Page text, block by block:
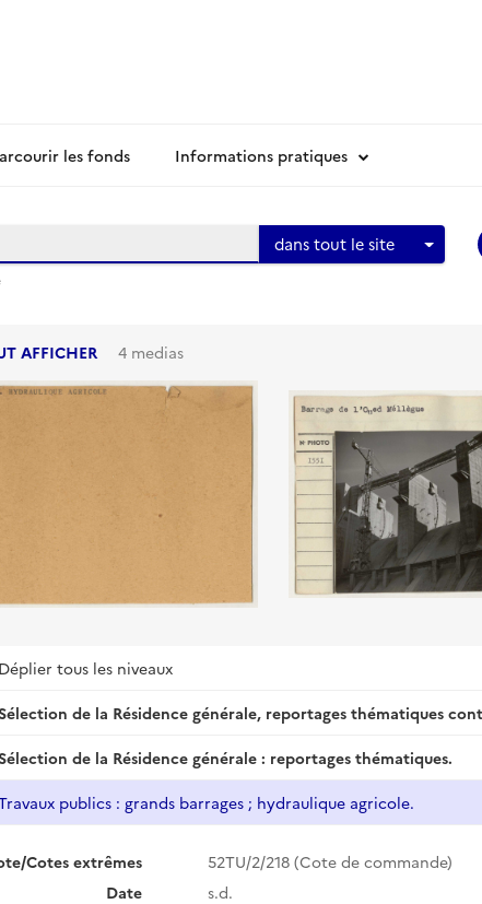
les fonds Informations pratiques
dans tout le site
AFFICHER 4 medias
Déplier tous les niveaux
de la Résidence générale, reportages thématiques
de la Résidence générale : reportages thématiques.
publics : grands barrages ; hydraulique agricole.
Cotes extrêmes
52TU/2/218 (Cote de commande)
Date
s.d.